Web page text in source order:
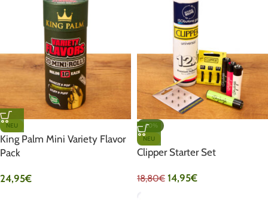
NEU
King Palm Mini Variety Flavor
Pack
24,95€
-20%
NEU
Clipper Starter Set
18,80€ 14,95€